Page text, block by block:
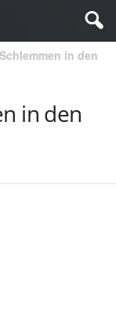
in den
in den